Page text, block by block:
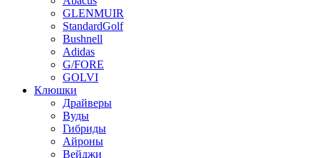
GLENMUIR
StandardGolf
Bushnell
Adidas
G/FORE
GOLVI
Клюшки
Драйверы
Вуды
Гибриды
Айроны
Вейджи